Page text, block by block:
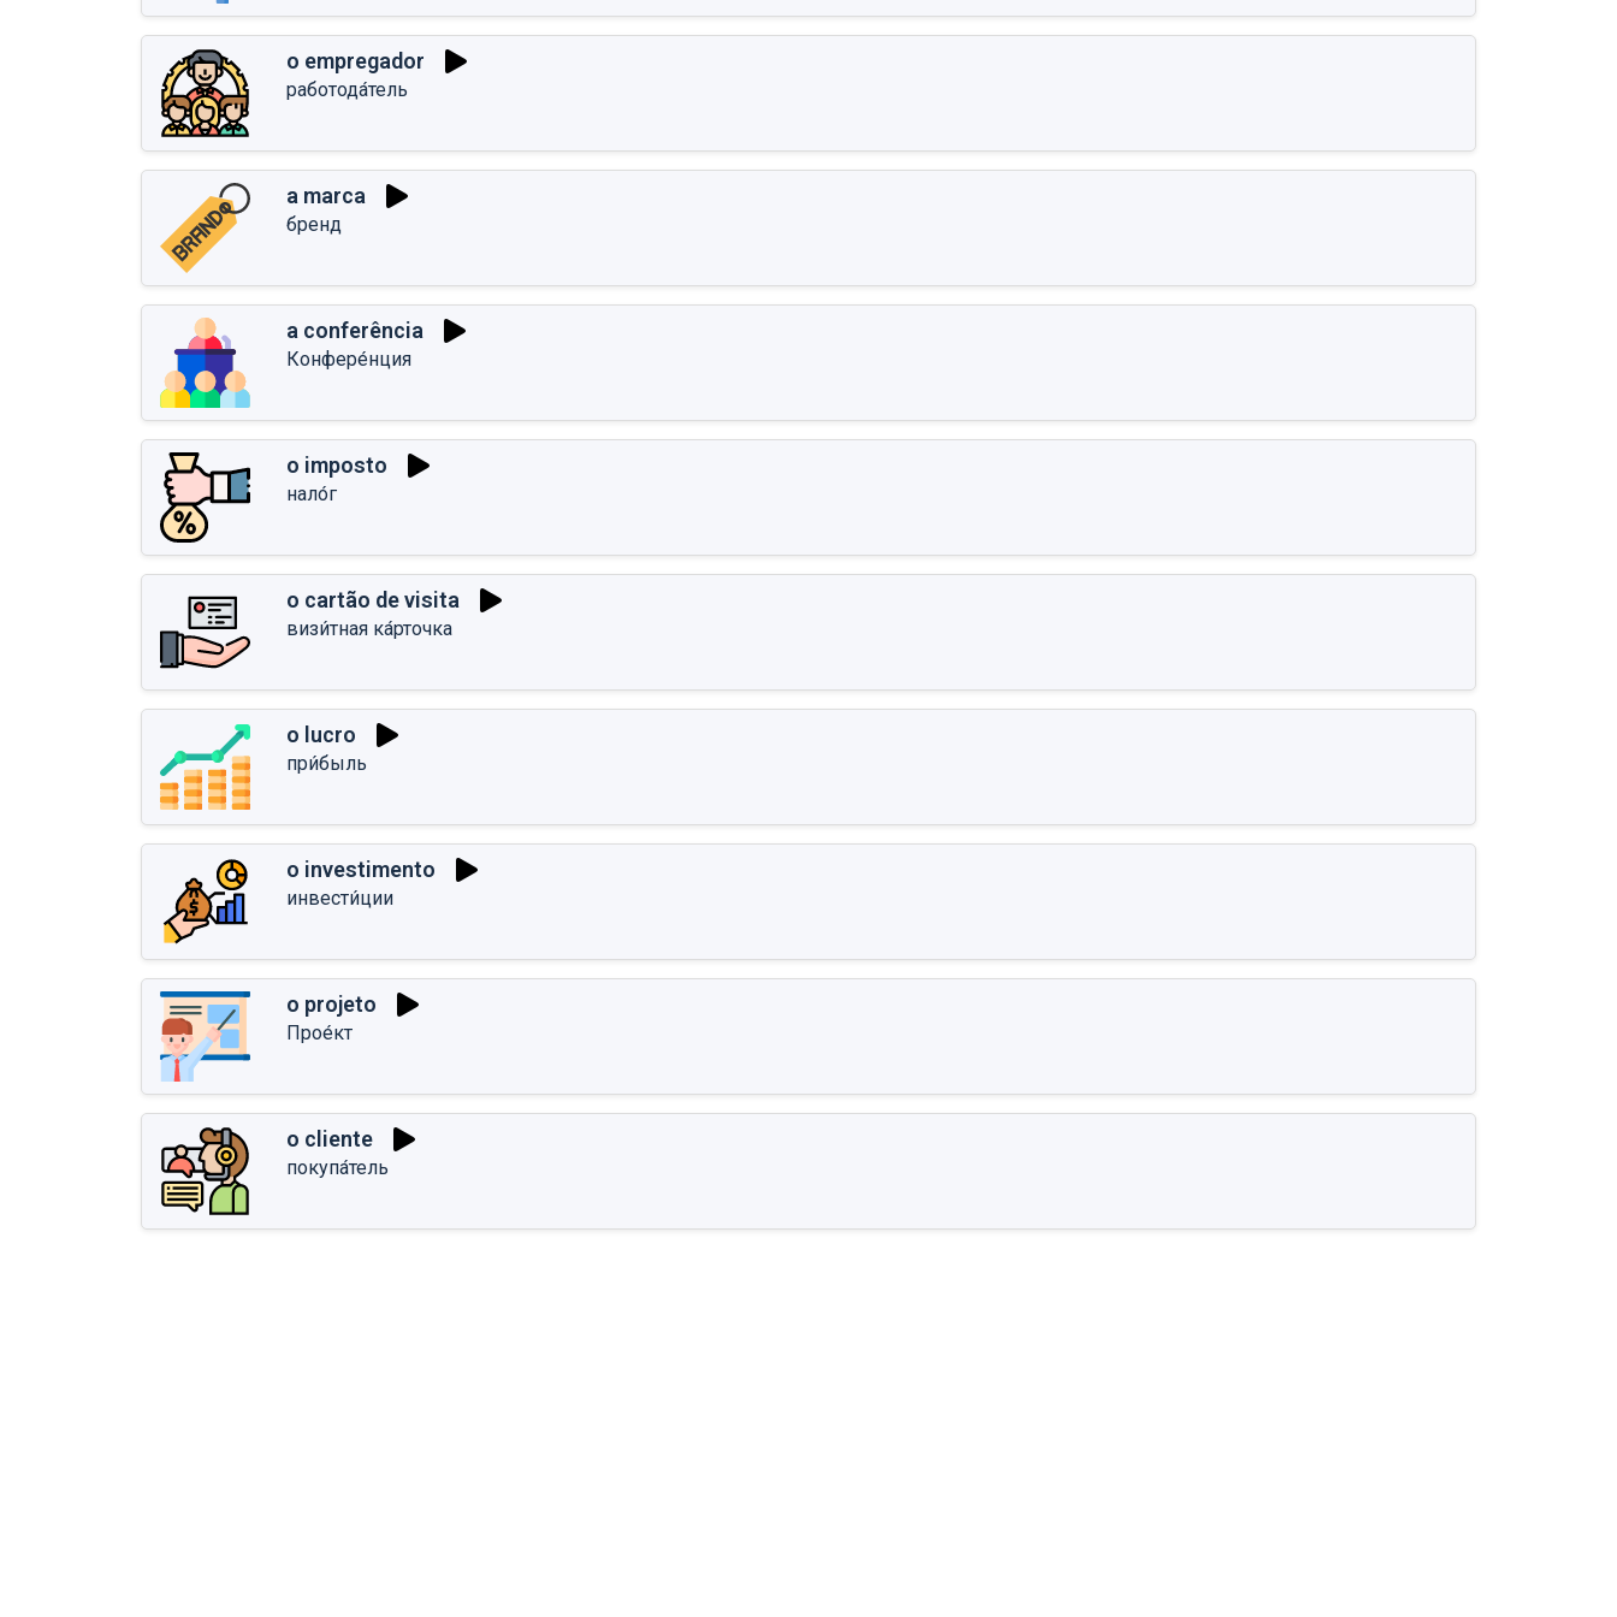
o empregador
работода́тель
a marca
бренд
a conferência
Конфере́нция
o imposto
нало́г
o cartão de visita
визи́тная ка́рточка
o lucro
при́быль
o investimento
инвести́ции
o projeto
Прое́кт
o cliente
покупа́тель